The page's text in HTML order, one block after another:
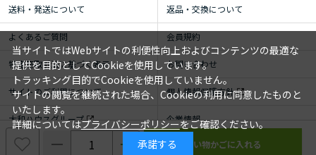
送料・発送について 返品・交換について
よくあるご質問 会員規約
特定商取引法に基づく表示 お問い合わせ
サイトのご利用について 個人情報保護方針
大和ハウスグループ 企業情報
© ROYAL HOMECENTER Co.,Ltd. ALL RIGHTS RESERVED.
当サイトではWebサイトの利便性向上およびコンテンツの最適な
提供を目的としてCookieを使用しています。
トラッキング目的でCookieを使用していません。
サイトの閲覧を継続された場合、Cookieの利用に同意したものと
いたします。
詳細についてはプライバシーポリシーをご確認ください。
承諾する